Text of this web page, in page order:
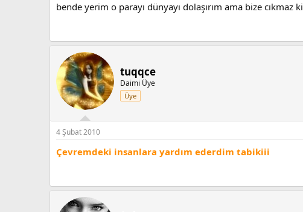
bende yerim o parayı dünyayı dolaşırım ama bize cıkmaz ki
tuqqce
Daimi Üye
Üye
4 Şubat 2010
Çevremdeki insanlara yardım ederdim tabikiii